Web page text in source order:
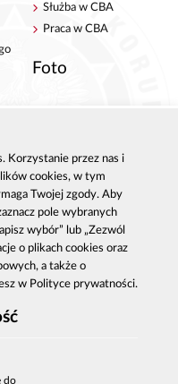
Służba w CBA
Praca w CBA
Foto
CBA w Warszawie
CBA
- zgłoszenia zewnętrzne
800 808 808, email:
tel.: 22 437 2222, email:
Korzystanie przez nas i
cookies, w tym
Twojej zgody. Aby
pole wybranych
wybór” lub „Zezwól
o plikach cookies oraz
a także o
w Polityce prywatności.
do